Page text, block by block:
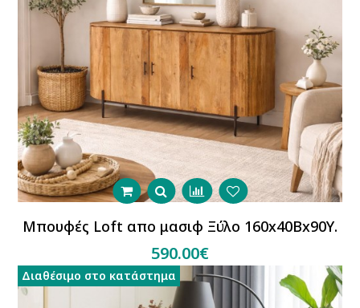
Μπουφές Loft απο μασιφ Ξύλο 160x40Βx90Υ.
590.00€
Διαθέσιμο στο κατάστημα